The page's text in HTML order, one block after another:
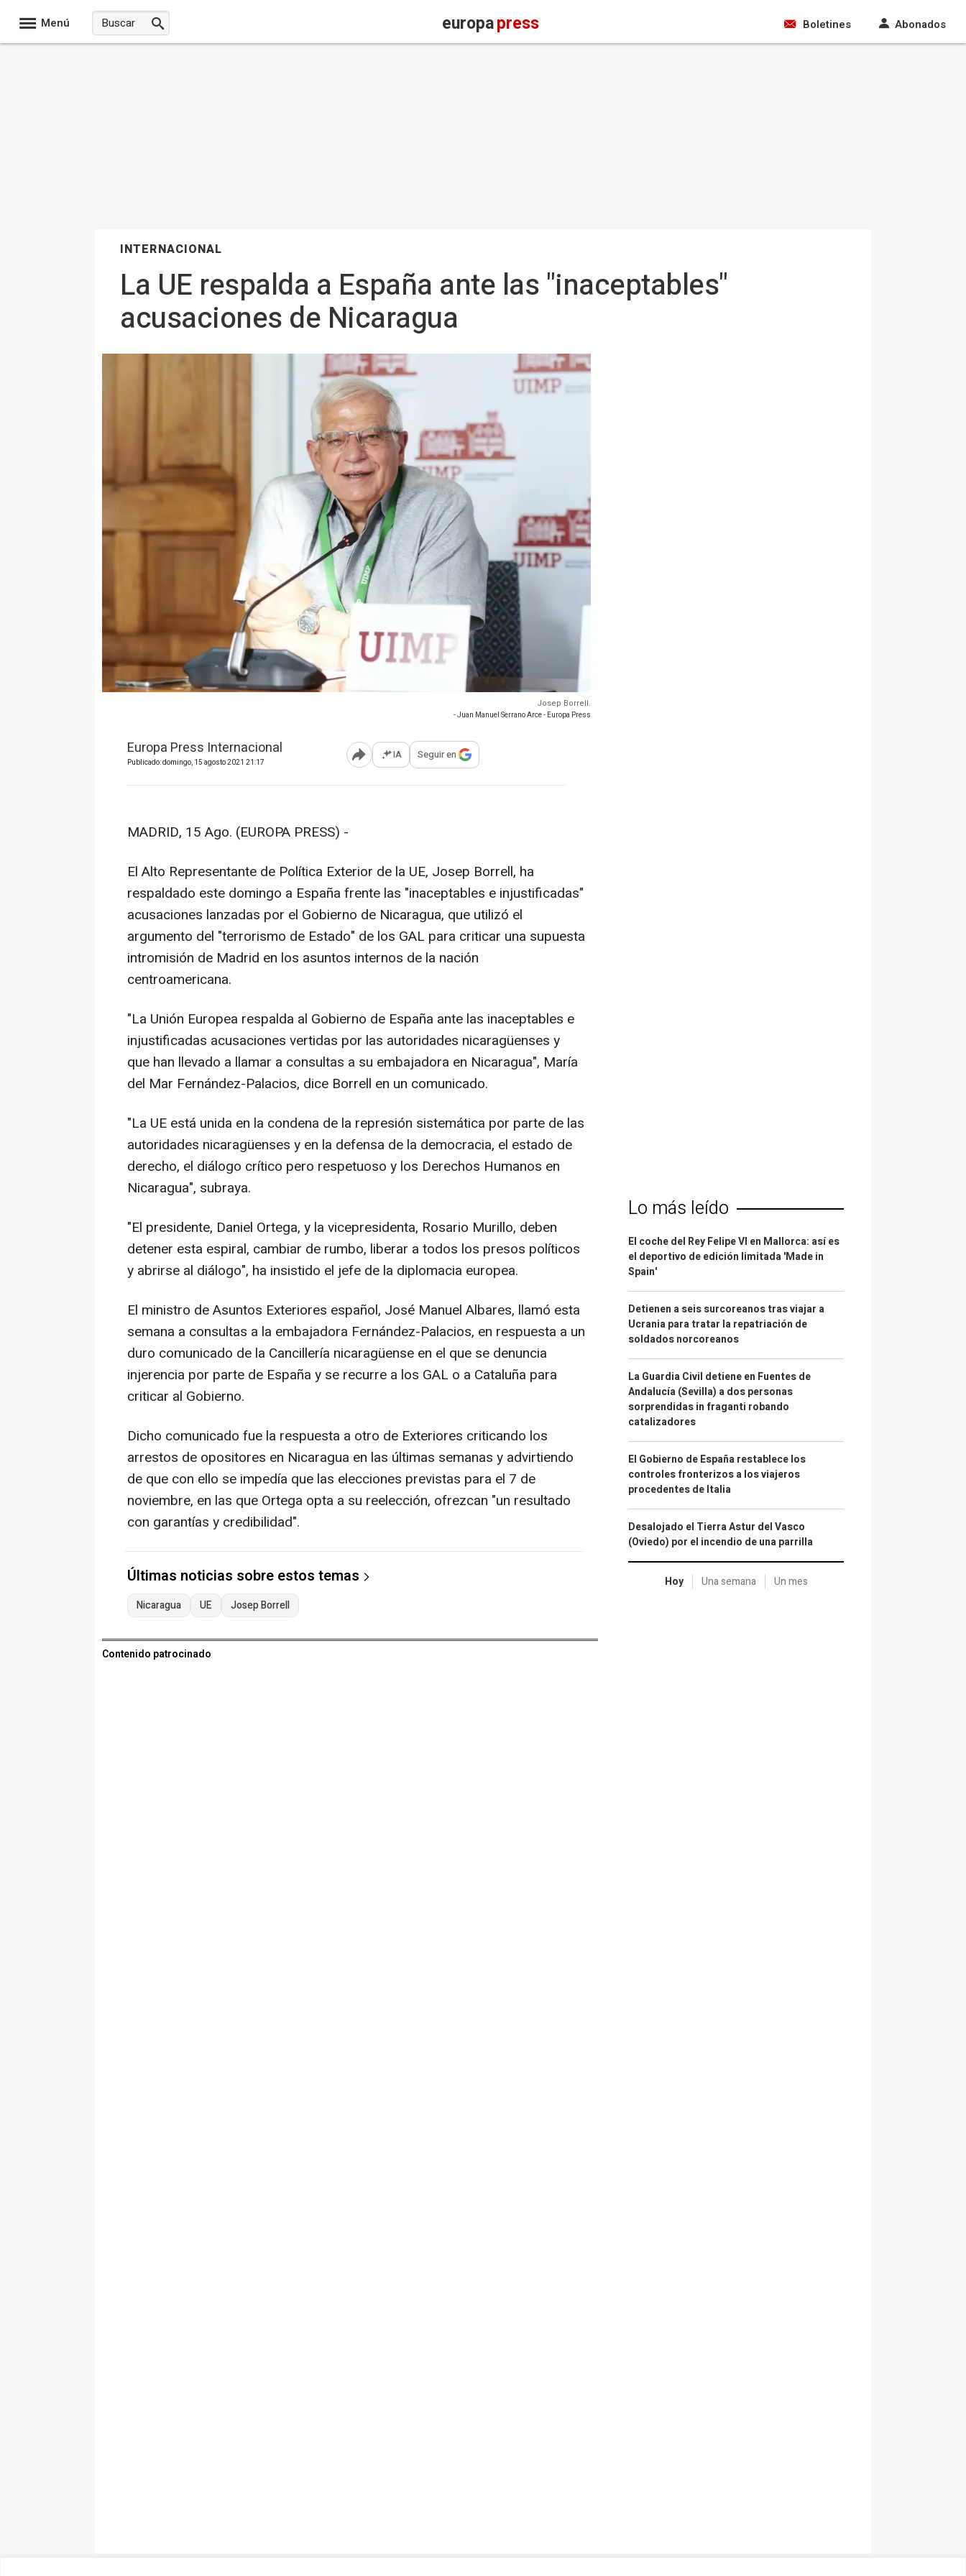
Menú europapress Boletines Abonados
INTERNACIONAL
La UE respalda a España ante las "inaceptables"
acusaciones de Nicaragua
Josep Borrell.
- Juan Manuel Serrano Arce - Europa Press
Europa Press Internacional
Publicado: domingo, 15 agosto 2021 21:17 Abrir opciones para compartir
IA Seguir en
MADRID, 15 Ago. (EUROPA PRESS) -
El Alto Representante de Política Exterior de la UE, Josep Borrell, ha
respaldado este domingo a España frente las "inaceptables e injustificadas"
acusaciones lanzadas por el Gobierno de Nicaragua, que utilizó el
argumento del "terrorismo de Estado" de los GAL para criticar una supuesta
intromisión de Madrid en los asuntos internos de la nación
centroamericana.
"La Unión Europea respalda al Gobierno de España ante las inaceptables e
injustificadas acusaciones vertidas por las autoridades nicaragüenses y
que han llevado a llamar a consultas a su embajadora en Nicaragua", María
del Mar Fernández-Palacios, dice Borrell en un comunicado.
"La UE está unida en la condena de la represión sistemática por parte de las
autoridades nicaragüenses y en la defensa de la democracia, el estado de
derecho, el diálogo crítico pero respetuoso y los Derechos Humanos en
Nicaragua", subraya.
"El presidente, Daniel Ortega, y la vicepresidenta, Rosario Murillo, deben
detener esta espiral, cambiar de rumbo, liberar a todos los presos políticos
y abrirse al diálogo", ha insistido el jefe de la diplomacia europea.
El ministro de Asuntos Exteriores español, José Manuel Albares, llamó esta
semana a consultas a la embajadora Fernández-Palacios, en respuesta a un
duro comunicado de la Cancillería nicaragüense en el que se denuncia
injerencia por parte de España y se recurre a los GAL o a Cataluña para
criticar al Gobierno.
Dicho comunicado fue la respuesta a otro de Exteriores criticando los
arrestos de opositores en Nicaragua en las últimas semanas y advirtiendo
de que con ello se impedía que las elecciones previstas para el 7 de
noviembre, en las que Ortega opta a su reelección, ofrezcan "un resultado
con garantías y credibilidad".
Últimas noticias sobre estos temas
Nicaragua UE Josep Borrell
Contenido patrocinado
Lo más leído
El coche del Rey Felipe VI en Mallorca: así es
el deportivo de edición limitada 'Made in
Spain'
Detienen a seis surcoreanos tras viajar a
Ucrania para tratar la repatriación de
soldados norcoreanos
La Guardia Civil detiene en Fuentes de
Andalucía (Sevilla) a dos personas
sorprendidas in fraganti robando
catalizadores
El Gobierno de España restablece los
controles fronterizos a los viajeros
procedentes de Italia
Desalojado el Tierra Astur del Vasco
(Oviedo) por el incendio de una parrilla
Hoy Una semana Un mes